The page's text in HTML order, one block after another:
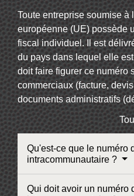
Toute entreprise soumise
européenne (UE) possède
fiscal individuel. Il est
du pays dans lequel elle
doit faire figurer ce numéro
commerciaux (facture,
documents administratifs
Qu'est-ce que le numéro
intracommunautaire ?
Qui doit avoir un numéro